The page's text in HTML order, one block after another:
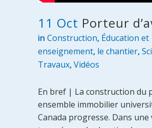
11 Oct Porteur
in Construction, Éducation et
enseignement, le chantier,
Travaux,Vidéos
En bref | La construction du
ensemble immobilier
Canada progresse. Dans une